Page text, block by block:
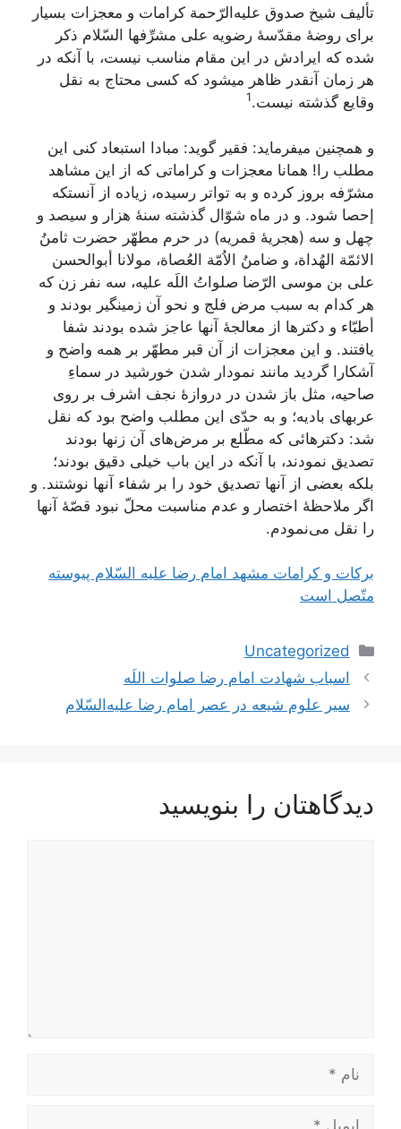
تألیف‌ شیخ‌ صدوق‌ علیه‌الرّحمة‌ کرامات‌ و معجزات‌ بسیار
برای‌ روضۀ مقدّسۀ رضویه‌ علی‌ مشرِّفها السّلام‌ ذکر
شده‌ که‌ ایرادش‌ در این‌ مقام‌ مناسب‌ نیست‌، با آنکه‌ در
هر زمان‌ آنقدر ظاهر میشود که‌ کسی‌ محتاج‌ به‌ نقل‌
وقایع‌ گذشته‌ نیست‌.1
و همچنین‌ میفرماید: فقیر گوید: مبادا استبعاد کنی‌ این‌
مطلب‌ را! همانا معجزات‌ و کراماتی‌ که‌ از این‌ مشاهد
مشرّفه‌ بروز کرده‌ و به‌ تواتر رسیده‌، زیاده‌ از آنستکه‌
إحصا شود. و در ماه‌ شوّال‌ گذشته‌ سنۀ هزار و سیصد و
چهل‌ و سه‌ (هجریۀ قمریه‌) در حرم‌ مطهّر حضرت‌ ثامنُ
الائمّة‌ الهُداة‌، و ضامنُ الاُمّة‌ العُصاة‌، مولانا أبوالحسن‌
علی بن‌ موسی‌ الرّضا صلواتُ اللَه‌ علیه‌، سه‌ نفر زن‌ که‌
هر کدام‌ به‌ سبب‌ مرض‌ فلج‌ و نحو آن‌ زمینگیر بودند و
أطبّاء و دکترها از معالجۀ آنها عاجز شده‌ بودند شفا
یافتند. و این‌ معجزات‌ از آن‌ قبر مطهّر بر همه‌ واضح‌ و
آشکارا گردید مانند نمودار شدن‌ خورشید در سماءِ
صاحیه‌، مثل‌ باز شدن‌ در دروازۀ نجف‌ اشرف‌ بر روی‌
عربهای‌ بادیه‌؛ و به‌ حدّی‌ این‌ مطلب‌ واضح‌ بود که‌ نقل‌
شد: دکترهائی‌ که‌ مطّلع‌ بر مرض‌های‌ آن‌ زنها بودند
تصدیق‌ نمودند، با آنکه‌ در این‌ باب‌ خیلی‌ دقیق‌ بودند؛
بلکه‌ بعضی‌ از آنها تصدیق‌ خود را بر شفاء آنها نوشتند. و
اگر ملاحظۀ اختصار و عدم‌ مناسبت‌ محلّ نبود قصّۀ آنها
را نقل‌ می‌نمودم‌.
بركات‌ و كرامات‌ مشهد امام‌ رضا عليه‌ السّلام‌ پيوسته‌
متّصل‌ است‌
دسته‌ها
Uncategorized
ناوبری
نوشته‌ها
اسباب شهادت امام‌ رضا صلوات‌ اللَه‌
سير علوم‌ شيعه‌ در عصر امام‌ رضا عليه‌السّلام
دیدگاهتان را بنویسید
ایمیل